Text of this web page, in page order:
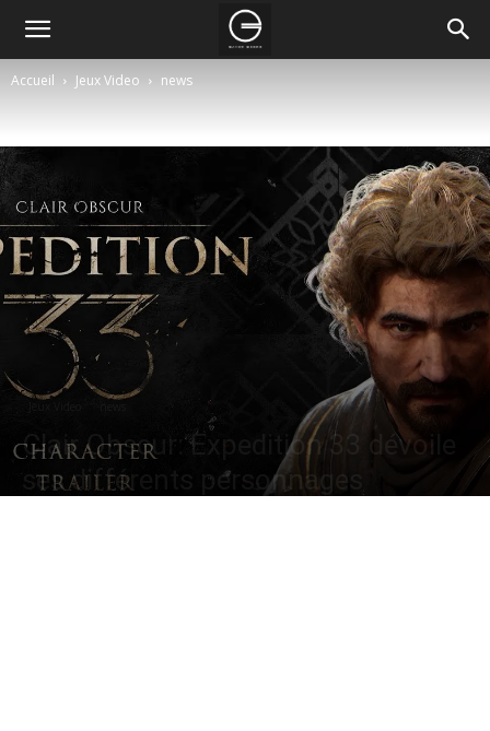
Accueil Jeux Video news
Clair Obscur: Expedition 33 dévoile
ses différents personnages